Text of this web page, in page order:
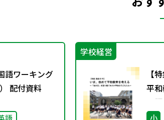
語ワーキング
配付資料
学校経営
【
平
を
た